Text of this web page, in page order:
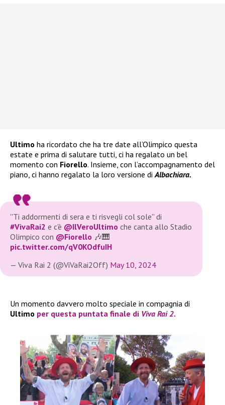
Ultimo ha ricordato che ha tre date all’Olimpico questa
estate e prima di salutare tutti, ci ha regalato un bel
momento con Fiorello. Insieme, con l’accompagnamento del
piano, ci hanno regalato la loro versione di Albachiara.
''Ti addormenti di sera e ti risvegli col sole'' di
#VivaRai2 e c'è @IlVeroUltimo che canta allo Stadio
Olimpico con @Fiorello 🎶🎹
pic.twitter.com/qV0KOdfuIH
— Viva Rai 2 (@ViVaRai2Off) May 10, 2024
Un momento davvero molto speciale in compagnia di
Ultimo per questa puntata finale di Viva Rai 2.